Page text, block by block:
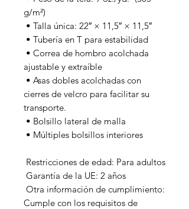
g/m²)
• Talla única: 22″ × 11,5″ × 11,5″
• Tubería en T para estabilidad
ajustable y extraíble
cierres de velcro para facilitar su
transporte.
• Bolsillo lateral de malla
• Múltiples bolsillos interiores
Restricciones de edad: Para adultos
Garantía de la UE: 2 años
Cumple con los requisitos de